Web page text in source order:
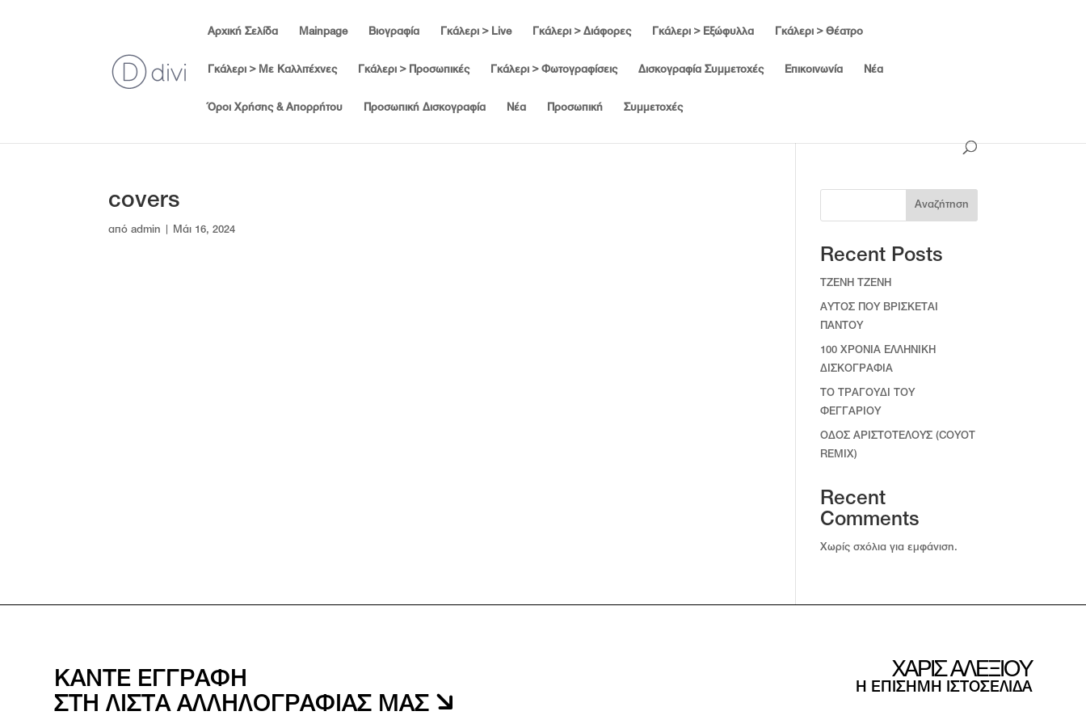
Αρχική Σελίδα Mainpage Βιογραφία Γκάλερι > Live Γκάλερι > Διάφορες Γκάλερι > Εξώφυλλα Γκάλερι > Θέατρο
Γκάλερι > Με Καλλιτέχνες Γκάλερι > Προσωπικές Γκάλερι > Φωτογραφίσεις Δισκογραφία Συμμετοχές Επικοινωνία Νέα
Όροι Χρήσης & Απορρήτου Προσωπική Δισκογραφία Νέα Προσωπική Συμμετοχές
covers
απόadmin Μάι 16, 2024
Αναζήτηση
Recent Posts
TZENH TZENH
ΑΥΤΟΣ ΠΟΥ ΒΡΙΣΚΕΤΑΙ
ΠΑΝΤΟΥ
100 ΧΡΟΝΙΑ ΕΛΛΗΝΙΚΗ
ΔΙΣΚΟΓΡΑΦΙΑ
ΤΟ ΤΡΑΓΟΥΔΙ ΤΟΥ
ΦΕΓΓΑΡΙΟΥ
ΟΔΟΣ ΑΡΙΣΤΟΤΕΛΟΥΣ (COYOT
REMIX)
Recent
Comments
Χωρίς σχόλια για εμφάνιση.
ΚΑΝΤΕ ΕΓΓΡΑΦΗ
ΣΤΗ ΛΙΣΤΑ ΑΛΛΗΛΟΓΡΑΦΙΑΣ ΜΑΣ
ΧΑΡΙΣ ΑΛΕΞΙΟΥ
Η ΕΠΙΣΗΜΗ ΙΣΤΟΣΕΛΙΔΑ